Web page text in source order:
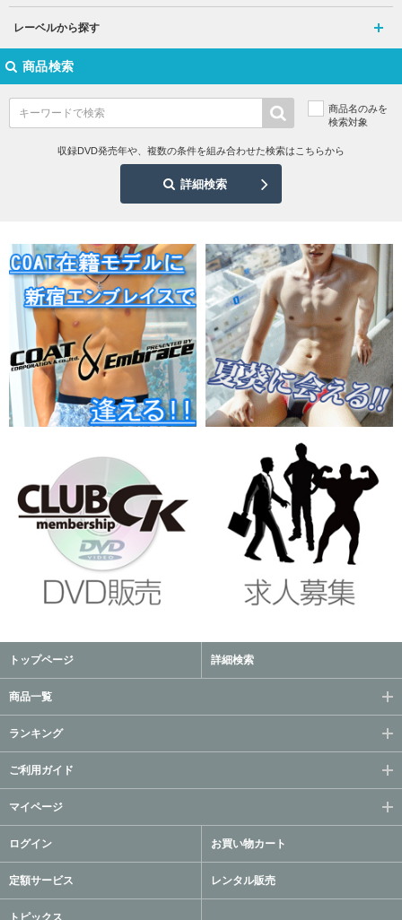
レーベルから探す
商品検索
商品名のみを
検索対象
収録DVD発売年や、複数の条件を組み合わせた検索はこちらから
詳細検索
トップページ 詳細検索
商品一覧
ランキング
ご利用ガイド
マイページ
ログイン お買い物カート
定額サービス レンタル販売
トピックス